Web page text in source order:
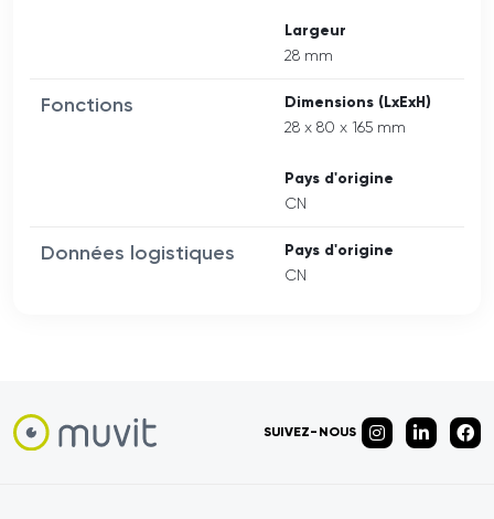
Largeur
28 mm
Fonctions Dimensions (LxExH)
28 x 80 x 165 mm
Pays d'origine
CN
Données logistiques Pays d'origine
CN
SUIVEZ-NOUS